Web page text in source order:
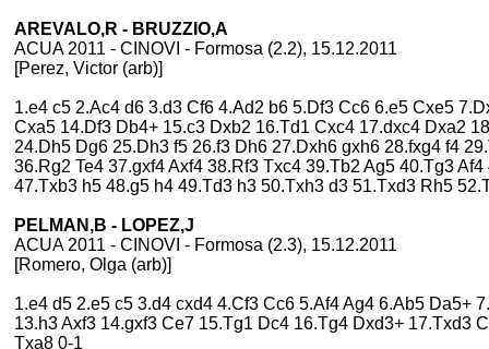
AREVALO,R - BRUZZIO,A
ACUA 2011 - CINOVI - Formosa (2.2), 15.12.2011
[Perez, Victor (arb)]
1.e4 c5 2.Ac4 d6 3.d3 Cf6 4.Ad2 b6 5.Df3 Cc6 6.e5 Cxe5
Cxa5 14.Df3 Db4+ 15.c3 Dxb2 16.Td1 Cxc4 17.dxc4 Dxa2
24.Dh5 Dg6 25.Dh3 f5 26.f3 Dh6 27.Dxh6 gxh6 28.fxg4 f4
36.Rg2 Te4 37.gxf4 Axf4 38.Rf3 Txc4 39.Tb2 Ag5 40.Tg3
47.Txb3 h5 48.g5 h4 49.Td3 h3 50.Txh3 d3 51.Txd3 Rh5
PELMAN,B - LOPEZ,J
ACUA 2011 - CINOVI - Formosa (2.3), 15.12.2011
[Romero, Olga (arb)]
1.e4 d5 2.e5 c5 3.d4 cxd4 4.Cf3 Cc6 5.Af4 Ag4 6.Ab5 Da5+
13.h3 Axf3 14.gxf3 Ce7 15.Tg1 Dc4 16.Tg4 Dxd3+ 17.Txd3
Txa8 0-1